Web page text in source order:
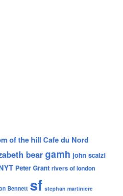
of the hill Cafe du Nord
beargamh john scalzi
Peter Grant rivers of london
Bennett sf stephan martiniere